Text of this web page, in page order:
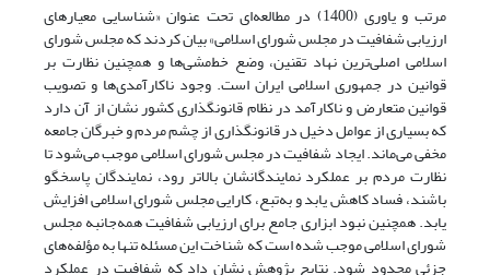
مرتب و یاوری (1400) در مطالعه‌ای تحت عنوان «شناسایی معیارهای
ارزیابی شفافیت در مجلس شورای اسلامی» بیان کردند که مجلس شورای
اسلامی اصلی‌ترین نهاد تقنین، وضع خط‌مشی‌ها و همچنین نظارت بر
قوانین در جمهوری اسلامی ایران است. وجود ناکارآمدی‌ها و تصویب
قوانین متعارض و ناکارآمد در نظام قانونگذاری کشور نشان از آن دارد
که بسیاری از عوامل دخیل در قانونگذاری از چشم مردم و خبرگان جامعه
مخفی می‌ماند. ایجاد شفافیت در مجلس شورای اسلامی موجب می‌شود تا
نظارت مردم بر عملکرد نمایندگانشان بالاتر رود، نمایندگان پاسخگو
باشند، فساد کاهش یابد و به‌تبع، کارایی مجلس شورای اسلامی افزایش
یابد. همچنین نبود ابزاری جامع برای ارزیابی شفافیت همه‌جانبه مجلس
شورای اسلامی موجب شده ‌است که شناخت این مسئله تنها به مؤلفه‌های
جزئی محدود شود. نتایج پژوهش نشان داد که شفافیت در عملکرد